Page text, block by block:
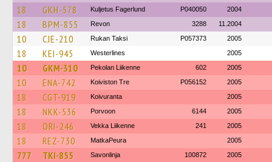
18 GKH-578 Kuljetus Fagerlund P040050 2004
18 BPM-855 Revon 3288 11.2004
10 CJE-210 Rukan Taksi P057373 2005
18 KEI-945 Westerlines 2005
10 GKM-310 Pekolan Liikenne 602 2005
10 ENA-742 Koiviston Tre P056152 2005
18 CGT-919 Koivuranta 2005
18 NKK-536 Porvoon 6144 2005
18 ORI-246 Vekka Liikenne 241 2005
18 REZ-730 MatkaPeura 2005
777 TKI-855 Savonlinja 100872 2005